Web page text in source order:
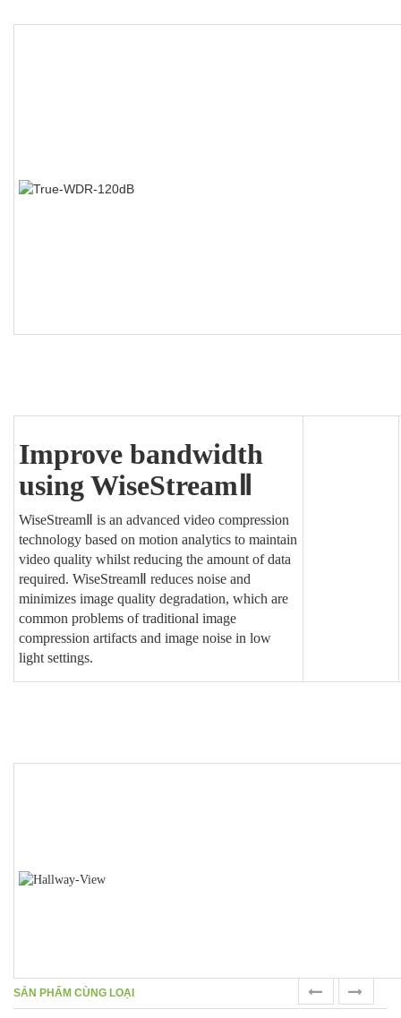
Improve bandwidth
using WiseStreamⅡ
WiseStreamⅡ is an advanced video compression
technology based on motion analytics to maintain
video quality whilst reducing the amount of data
required. WiseStreamⅡ reduces noise and
minimizes image quality degradation, which are
common problems of traditional image
compression artifacts and image noise in low
light settings.
SẢN PHẨM CÙNG LOẠI